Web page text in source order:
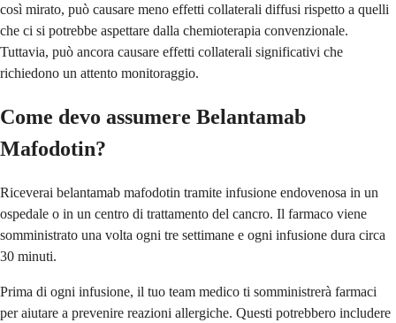
così mirato, può causare meno effetti collaterali diffusi rispetto a quelli
che ci si potrebbe aspettare dalla chemioterapia convenzionale.
Tuttavia, può ancora causare effetti collaterali significativi che
richiedono un attento monitoraggio.
Come devo assumere Belantamab
Mafodotin?
Riceverai belantamab mafodotin tramite infusione endovenosa in un
ospedale o in un centro di trattamento del cancro. Il farmaco viene
somministrato una volta ogni tre settimane e ogni infusione dura circa
30 minuti.
Prima di ogni infusione, il tuo team medico ti somministrerà farmaci
per aiutare a prevenire reazioni allergiche. Questi potrebbero includere